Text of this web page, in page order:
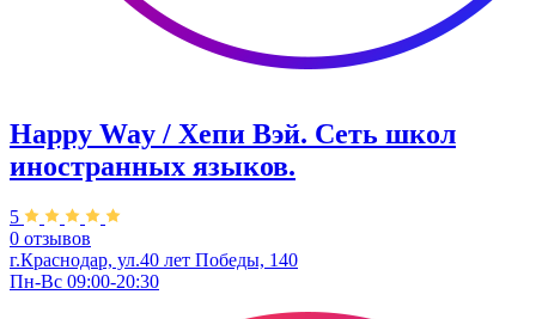
Happy Way / Хепи Вэй. Сеть школ
иностранных языков.
5
0 отзывов
г.Краснодар, ул.40 лет Победы, 140
Пн-Вс 09:00-20:30